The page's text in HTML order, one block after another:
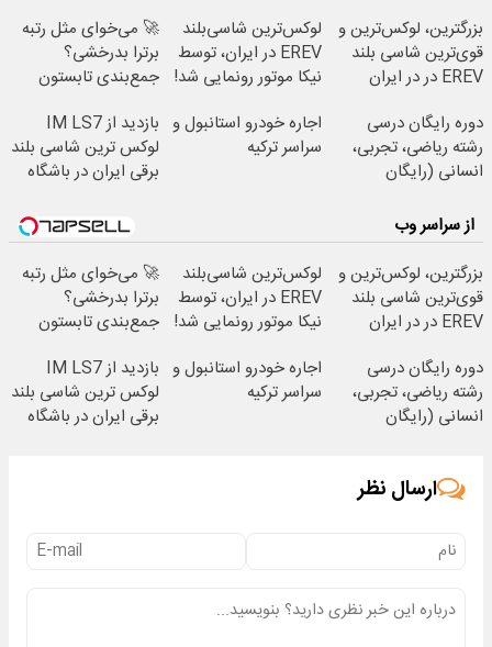
بزرگترین، لوکس‌ترین و
قوی‌ترین شاسی بلند
EREV در در ایران
لوکس‌ترین شاسی‌بلند
EREV در ایران، توسط
نیکا موتور رونمایی شد!
🚀 می‌خوای مثل رتبه
برترا بدرخشی؟
جمع‌بندی تابستون
دوره رایگان درسی
رشته ریاضی، تجربی،
انسانی (رایگان
اجاره خودرو استانبول و
سراسر ترکیه
بازدید از IM LS7
لوکس ترین شاسی بلند
برقی ایران در باشگاه
از سراسر وب
بزرگترین، لوکس‌ترین و
قوی‌ترین شاسی بلند
EREV در در ایران
لوکس‌ترین شاسی‌بلند
EREV در ایران، توسط
نیکا موتور رونمایی شد!
🚀 می‌خوای مثل رتبه
برترا بدرخشی؟
جمع‌بندی تابستون
دوره رایگان درسی
رشته ریاضی، تجربی،
انسانی (رایگان
اجاره خودرو استانبول و
سراسر ترکیه
بازدید از IM LS7
لوکس ترین شاسی بلند
برقی ایران در باشگاه
ارسال نظر